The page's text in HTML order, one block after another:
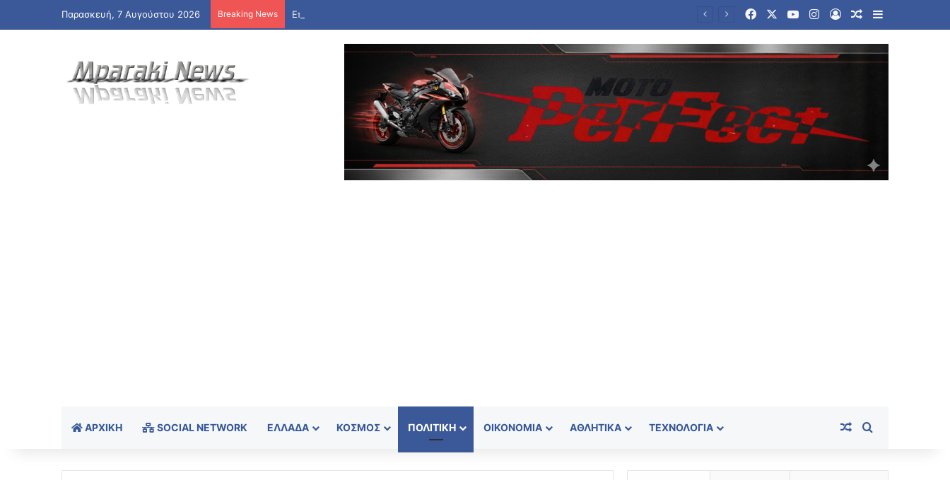
Παρασκευή, 7 Αυγούστου 2026 Breaking News FacebookYouTubeInstagram
Log InRandom Article
Sidebar
ΑΡΧΙΚΉ SOCIAL NETWORK ΕΛΛΆΔΑ ΚΌΣΜΟΣ ΠΟΛΙΤΙΚΉ ΟΙΚΟΝΟΜΊΑ ΑΘΛΗΤΙΚΆ ΤΕΧΝΟΛΟΓΊΑ Random Article